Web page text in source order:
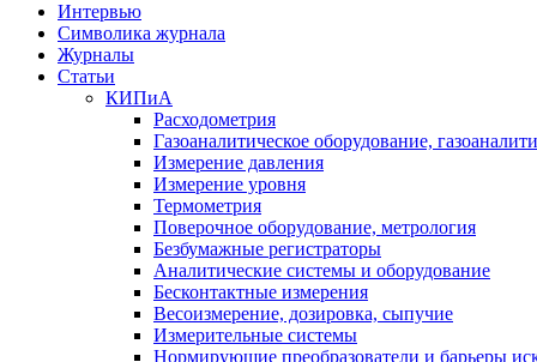
Интервью
Символика журнала
Журналы
Статьи
КИПиА
Расходометрия
Газоаналитическое оборудование,
Измерение давления
Измерение уровня
Термометрия
Поверочное оборудование, метрология
Безбумажные регистраторы
Аналитические системы и оборудование
Бесконтактные измерения
Весоизмерение, дозировка, сыпучие
Измерительные системы
Нормирующие преобразователи и барьеры